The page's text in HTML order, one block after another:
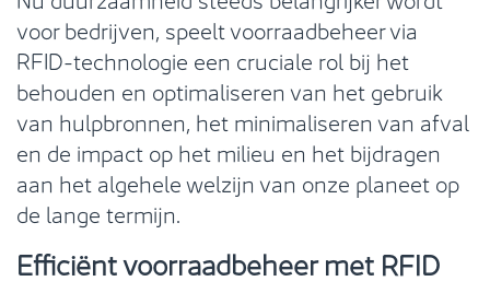
voor bedrijven, speelt voorraadbeheer via
RFID-technologie een cruciale rol bij het
behouden en optimaliseren van het gebruik
van hulpbronnen, het minimaliseren van afval
en de impact op het milieu en het bijdragen
aan het algehele welzijn van onze planeet op
de lange termijn.
Efficiënt voorraadbeheer met RFID